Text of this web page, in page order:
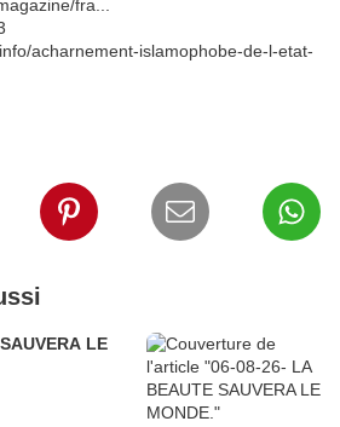
fra...
acharnement-islamophobe-de-l-etat-
LE